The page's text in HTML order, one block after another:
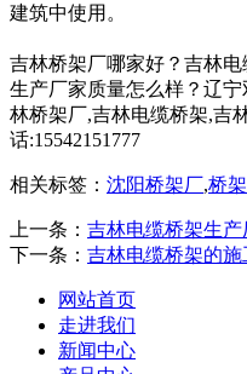
建筑中使用。
吉林桥架厂哪家好？吉林
生产厂家质量怎么样？辽
林桥架厂,吉林电缆桥架,吉
话:15542151777
相关标签： 沈阳桥架厂,桥
上一条： 吉林电缆桥架生
下一条： 吉林电缆桥架的施
网站首页
走进我们
新闻中心